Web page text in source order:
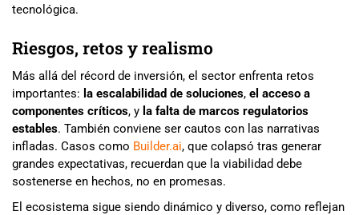
tecnológica.
Riesgos, retos y realismo
Más allá del récord de inversión, el sector enfrenta retos
importantes: la escalabilidad de soluciones, el acceso a
componentes críticos, y la falta de marcos regulatorios
estables. También conviene ser cautos con las narrativas
infladas. Casos como Builder.ai, que colapsó tras generar
grandes expectativas, recuerdan que la viabilidad debe
sostenerse en hechos, no en promesas.
El ecosistema sigue siendo dinámico y diverso, como reflejan